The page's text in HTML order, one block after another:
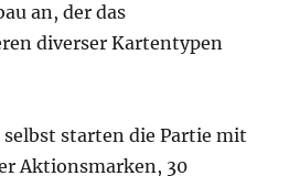
an, der das
diverser Kartentypen
starten die Partie mit
Aktionsmarken, 30